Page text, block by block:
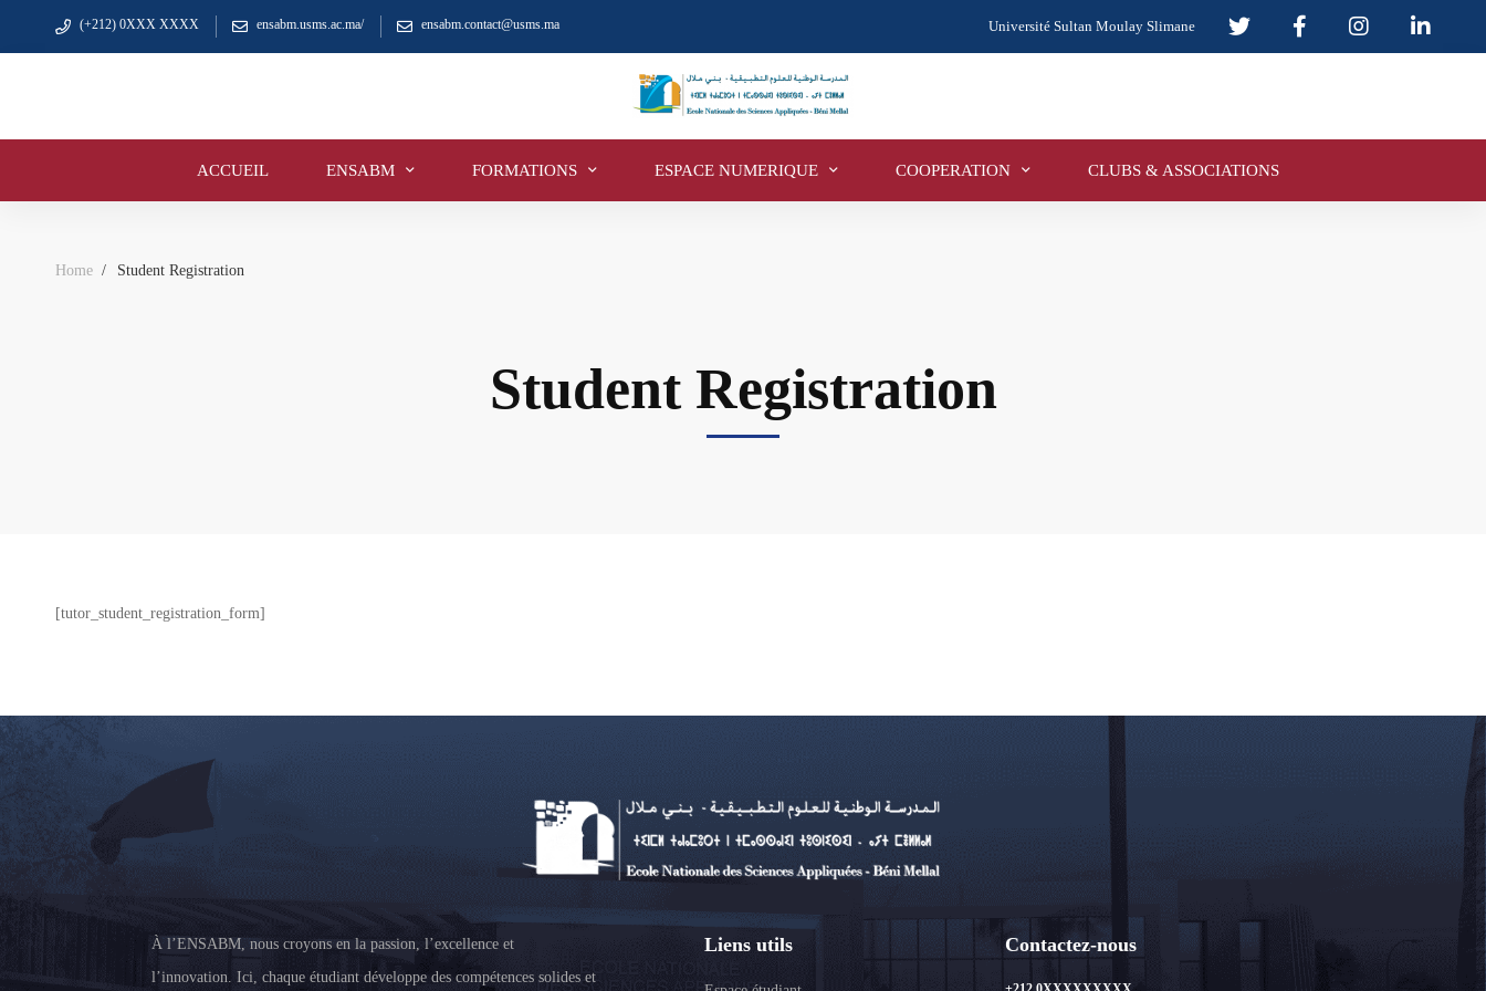
(+212) 0XXX XXXX ensabm.usms.ac.ma/ ensabm.contact@usms.ma Université Sultan Moulay Slimane
ACCUEIL ENSABM FORMATIONS ESPACE NUMERIQUE COOPERATION CLUBS & ASSOCIATIONS
Home Student Registration
Student Registration
[tutor_student_registration_form]
À l’ENSABM, nous croyons en la passion, l’excellence et
l’innovation. Ici, chaque étudiant développe des compétences solides et
Liens utils Contactez-nous